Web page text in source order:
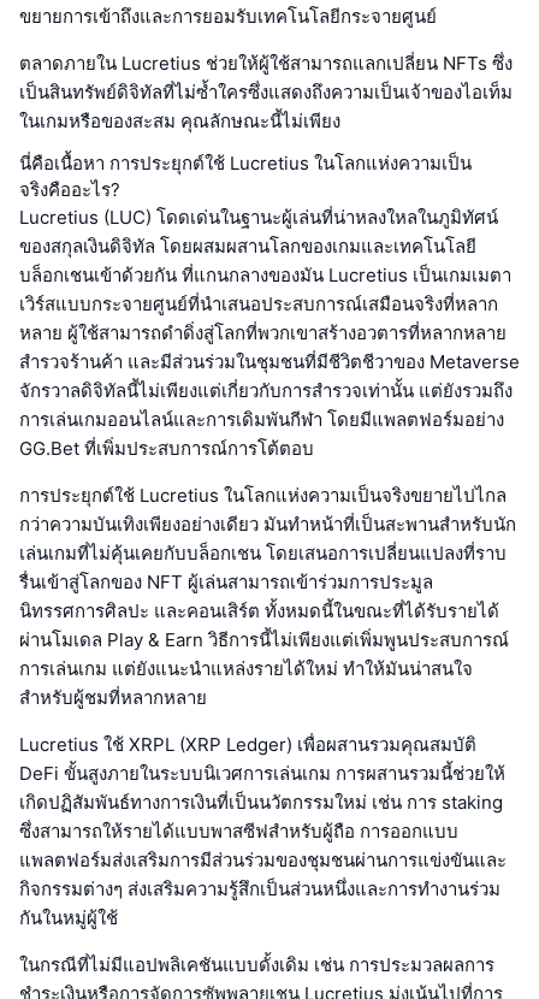
ขยายการเข้าถึงและการยอมรับเทคโนโลยีกระจายศูนย์
ตลาดภายใน Lucretius ช่วยให้ผู้ใช้สามารถแลกเปลี่ยน NFTs ซึ่ง
เป็นสินทรัพย์ดิจิทัลที่ไม่ซ้ำใครซึ่งแสดงถึงความเป็นเจ้าของไอเท็ม
ในเกมหรือของสะสม คุณลักษณะนี้ไม่เพียง
นี่คือเนื้อหา การประยุกต์ใช้ Lucretius ในโลกแห่งความเป็น
จริงคืออะไร?
Lucretius (LUC) โดดเด่นในฐานะผู้เล่นที่น่าหลงใหลในภูมิทัศน์
ของสกุลเงินดิจิทัล โดยผสมผสานโลกของเกมและเทคโนโลยี
บล็อกเชนเข้าด้วยกัน ที่แกนกลางของมัน Lucretius เป็นเกมเมตา
เวิร์สแบบกระจายศูนย์ที่นำเสนอประสบการณ์เสมือนจริงที่หลาก
หลาย ผู้ใช้สามารถดำดิ่งสู่โลกที่พวกเขาสร้างอวตารที่หลากหลาย
สำรวจร้านค้า และมีส่วนร่วมในชุมชนที่มีชีวิตชีวาของ Metaverse
จักรวาลดิจิทัลนี้ไม่เพียงแต่เกี่ยวกับการสำรวจเท่านั้น แต่ยังรวมถึง
การเล่นเกมออนไลน์และการเดิมพันกีฬา โดยมีแพลตฟอร์มอย่าง
GG.Bet ที่เพิ่มประสบการณ์การโต้ตอบ
การประยุกต์ใช้ Lucretius ในโลกแห่งความเป็นจริงขยายไปไกล
กว่าความบันเทิงเพียงอย่างเดียว มันทำหน้าที่เป็นสะพานสำหรับนัก
เล่นเกมที่ไม่คุ้นเคยกับบล็อกเชน โดยเสนอการเปลี่ยนแปลงที่ราบ
รื่นเข้าสู่โลกของ NFT ผู้เล่นสามารถเข้าร่วมการประมูล
นิทรรศการศิลปะ และคอนเสิร์ต ทั้งหมดนี้ในขณะที่ได้รับรายได้
ผ่านโมเดล Play & Earn วิธีการนี้ไม่เพียงแต่เพิ่มพูนประสบการณ์
การเล่นเกม แต่ยังแนะนำแหล่งรายได้ใหม่ ทำให้มันน่าสนใจ
สำหรับผู้ชมที่หลากหลาย
Lucretius ใช้ XRPL (XRP Ledger) เพื่อผสานรวมคุณสมบัติ
DeFi ขั้นสูงภายในระบบนิเวศการเล่นเกม การผสานรวมนี้ช่วยให้
เกิดปฏิสัมพันธ์ทางการเงินที่เป็นนวัตกรรมใหม่ เช่น การ staking
ซึ่งสามารถให้รายได้แบบพาสซีฟสำหรับผู้ถือ การออกแบบ
แพลตฟอร์มส่งเสริมการมีส่วนร่วมของชุมชนผ่านการแข่งขันและ
กิจกรรมต่างๆ ส่งเสริมความรู้สึกเป็นส่วนหนึ่งและการทำงานร่วม
กันในหมู่ผู้ใช้
ในกรณีที่ไม่มีแอปพลิเคชันแบบดั้งเดิม เช่น การประมวลผลการ
ชำระเงินหรือการจัดการซัพพลายเชน Lucretius มุ่งเน้นไปที่การ